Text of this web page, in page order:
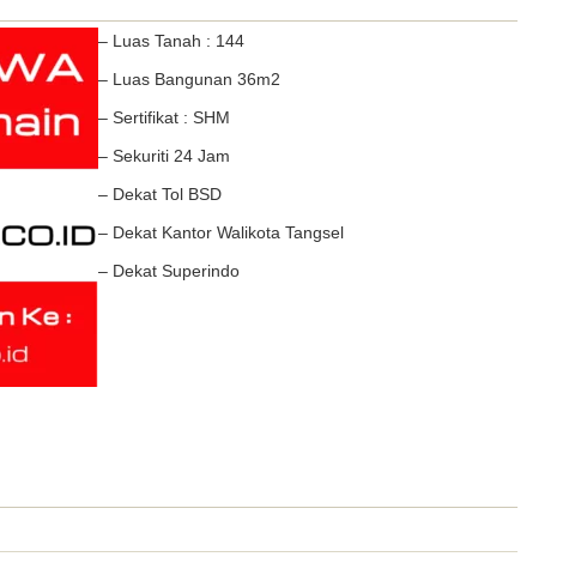
– Luas Tanah : 144
– Luas Bangunan 36m2
– Sertifikat : SHM
– Sekuriti 24 Jam
– Dekat Tol BSD
– Dekat Kantor Walikota Tangsel
– Dekat Superindo